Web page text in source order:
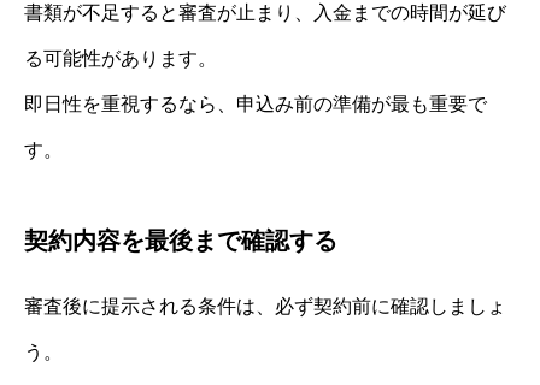
書類が不足すると審査が止まり、入金までの時間が延び
る可能性があります。
即日性を重視するなら、申込み前の準備が最も重要で
す。
契約内容を最後まで確認する
審査後に提示される条件は、必ず契約前に確認しましょ
う。